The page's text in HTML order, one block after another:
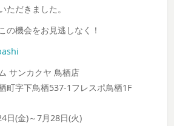
ただきました。
の機会をお見逃しなく！
サンカクヤ 鳥栖店
字下鳥栖537-1フレスポ鳥栖1F
(金)～7月28日(火)